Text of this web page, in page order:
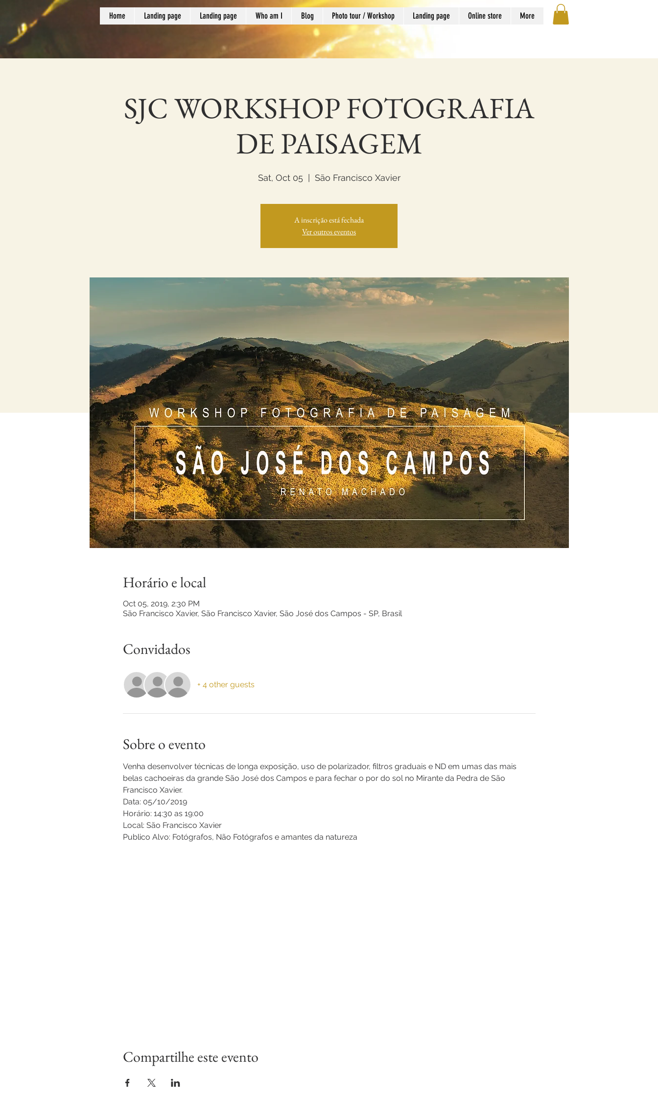
Home Landing page Landing page Who am I Blog Photo tour / Workshop Landing page Online store More
SJC WORKSHOP FOTOGRAFIA
DE PAISAGEM
Sat, Oct 05
  |
São Francisco Xavier
A inscrição está fechada
Ver outros eventos
Horário e local
Oct 05, 2019, 2:30 PM
São Francisco Xavier, São Francisco Xavier, São José dos Campos - SP, Brasil
Convidados
+ 4 other guests
Sobre o evento
Venha desenvolver técnicas de longa exposição, uso de polarizador, filtros graduais e ND em umas das mais
belas cachoeiras da grande São José dos Campos e para fechar o por do sol no Mirante da Pedra de São
Francisco Xavier.
Data: 05/10/2019
Horário: 14:30 as 19:00
Local: São Francisco Xavier
Publico Alvo: Fotógrafos, Não Fotógrafos e amantes da natureza
Compartilhe este evento